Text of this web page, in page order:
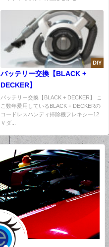
DIY
バッテリー交換【BLACK +
DECKER】
バッテリー交換【BLACK + DECKER】 こ
こ数年愛用しているBLACK + DECKERの
コードレスハンディ掃除機フレキシー12
Ｖダ...